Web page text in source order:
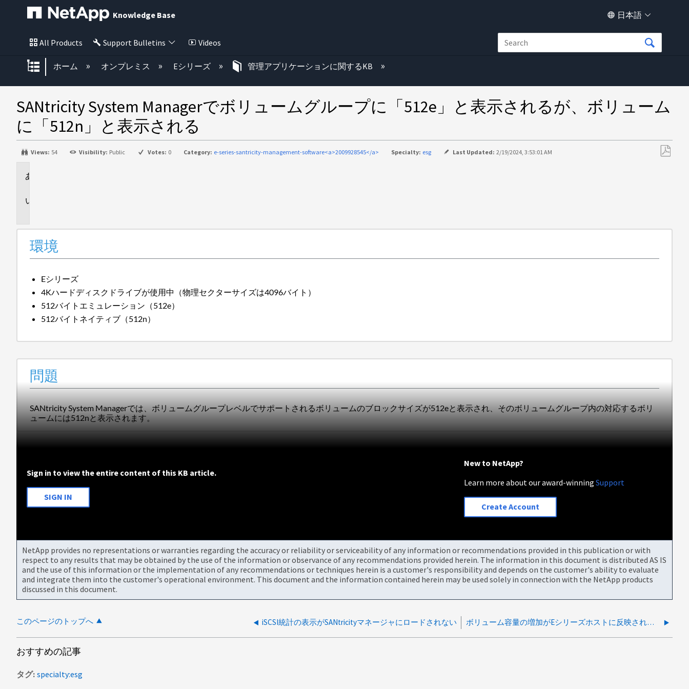
Knowledge Base 日本語
All Products Support Bulletins Videos
グローバル階層を展開/折りたたむ
ホーム オンプレミス Eシリーズ 管理アプリケーションに関するKB
SANtricity System Managerでボリュームグループに「512e」と表示されるが、ボリューム
に「512n」と表示される
Views: 54 Visibility: Public Votes: 0 Category: e-series-santricity-management-software<a>2009928545</a> Specialty: esg Last Updated: 2/19/2024, 3:53:01 AM
環境
Eシリーズ
4Kハードディスクドライブが使用中（物理セクターサイズは4096バイト）
512バイトエミュレーション（512e）
512バイトネイティブ（512n）
問題
SANtricity System Managerでは、ボリュームグループレベルでサポートされるボリュームのブロックサイズが512eと表示され、そのボリュームグループ内の対応するボリ
ュームには512nと表示されます。
Sign in to view the entire content of this KB article.
SIGN IN
New to NetApp?
Learn more about our award-winningSupport
Create Account
NetApp provides no representations or warranties regarding the accuracy or reliability or serviceability of any information or recommendations provided in this publication or with
respect to any results that may be obtained by the use of the information or observance of any recommendations provided herein. The information in this document is distributed AS IS
and the use of this information or the implementation of any recommendations or techniques herein is a customer's responsibility and depends on the customer's ability to evaluate
and integrate them into the customer's operational environment. This document and the information contained herein may be used solely in connection with the NetApp products
discussed in this document.
このページのトップへ iSCSI統計の表示がSANtricityマネージャにロードされない ボリューム容量の増加がEシリーズホストに反映されない
おすすめの記事
タグ specialty:esg